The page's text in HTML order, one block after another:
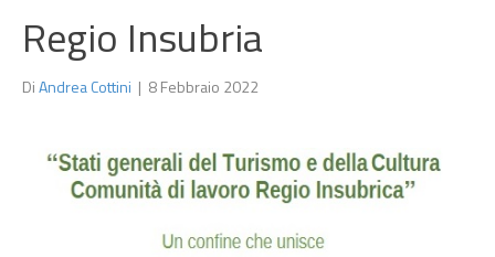
Regio Insubria
DiAndrea Cottini | 8 Febbraio 2022